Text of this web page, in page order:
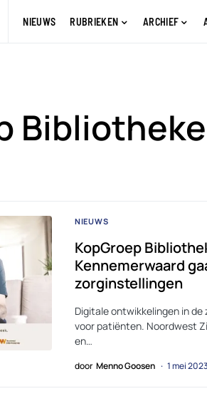
NIEUWS RUBRIEKEN ARCHIEF
NIEUWS
KopGroep
Kennemerwaard
zorginstellingen
Digitale ontwikkelingen in de
voor patiënten. Noordwest
en…
door Menno Goosen 1 mei 2023